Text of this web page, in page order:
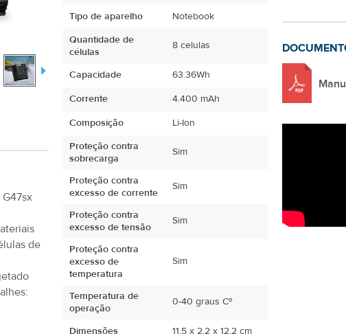
de
Tipo de aparelho
Notebook
Quantidade de
células
8 celulas
Capacidade
63.36Wh
Corrente
4.400 mAh
Composição
Li-Ion
Proteção contra
sobrecarga
Sim
Proteção contra
excesso de corrente
Sim
Proteção contra
excesso de tensão
Sim
Proteção contra
excesso de
temperatura
Sim
Temperatura de
operação
0-40 graus Cº
Dimensões
11,5 x 2,2 x 12,2 cm